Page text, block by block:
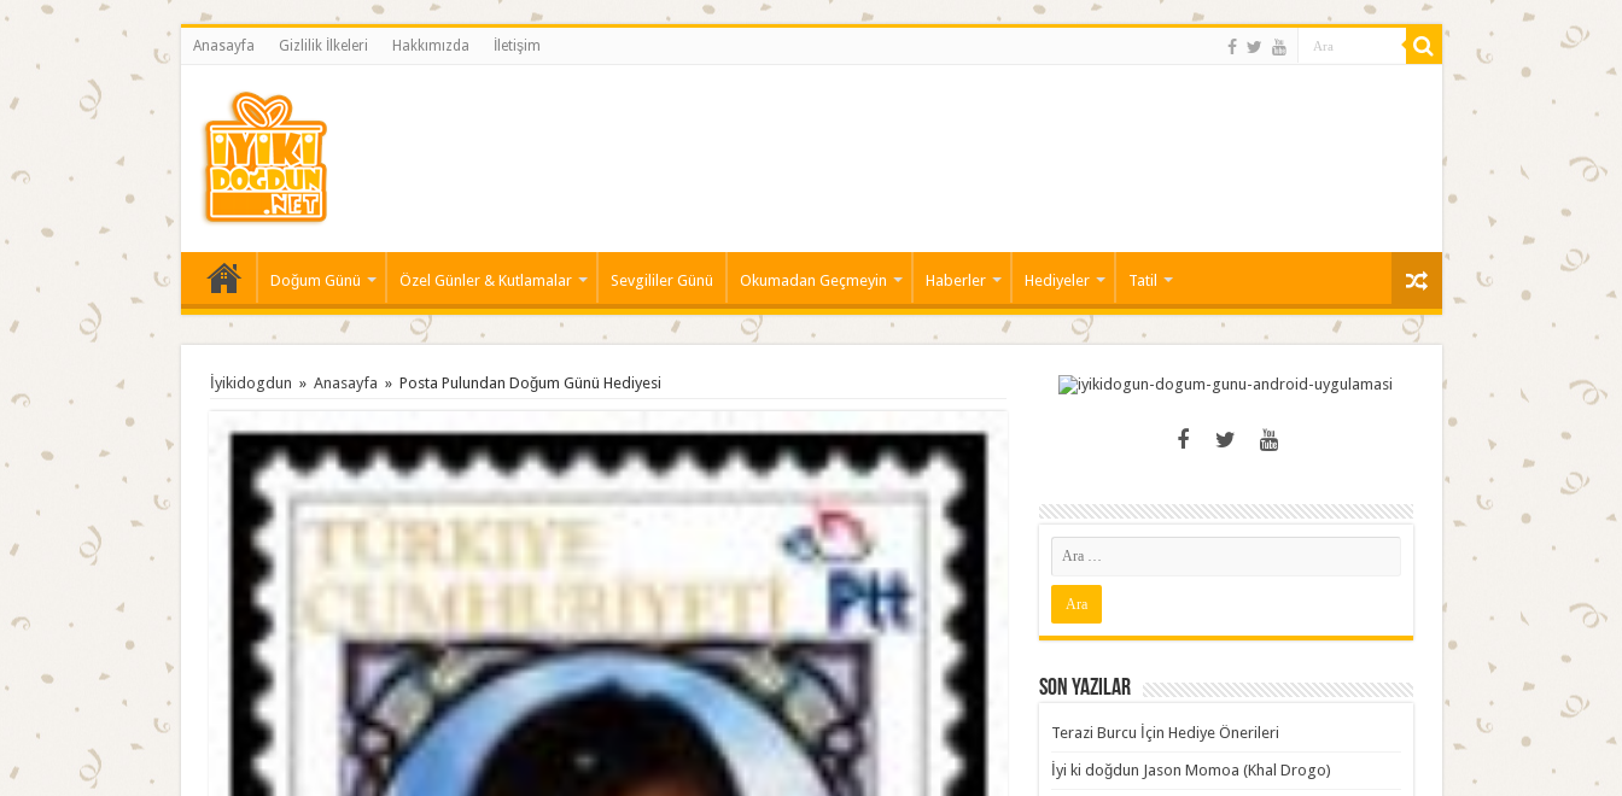
Anasayfa Gizlilik İlkeleri Hakkımızda İletişim
Doğum Günü Özel Günler & Kutlamalar Sevgililer Günü Okumadan Geçmeyin Haberler Hediyeler Tatil
İyikidogdun » Anasayfa » Posta Pulundan Doğum Günü Hediyesi
Son Yazılar
Terazi Burcu İçin Hediye Önerileri
İyi ki doğdun Jason Momoa (Khal Drogo)